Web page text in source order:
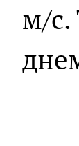
м/с.